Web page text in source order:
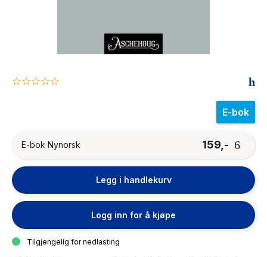
0.0
E-bok
E-bok Nynorsk 159,-
Legg i handlekurv
Logg inn for å kjøpe
Tilgjengelig for nedlasting